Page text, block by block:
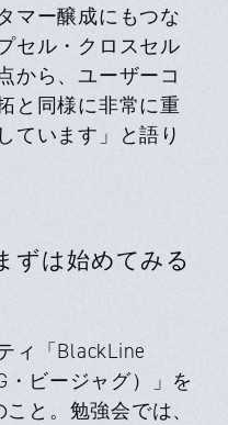
マー醸成にもつな
セル・クロスセル
から、ユーザーコ
と同様に非常に重
ています」と語り
ずは始めてみる
ィ「BlackLine
ビージャグ）」を
と。勉強会では、